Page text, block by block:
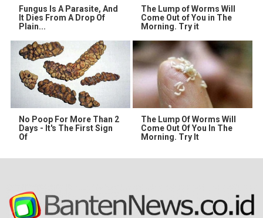
Fungus Is A Parasite, And
It Dies From A Drop Of
Plain...
The Lump of Worms Will
Come Out of You in The
Morning. Try it
No Poop For More Than 2
Days - It's The First Sign
Of
The Lump Of Worms Will
Come Out Of You In The
Morning. Try It